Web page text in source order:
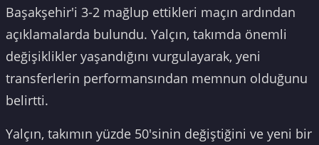
Başakşehir'i 3-2 mağlup ettikleri maçın ardından
açıklamalarda bulundu. Yalçın, takımda önemli
değişiklikler yaşandığını vurgulayarak, yeni
transferlerin performansından memnun olduğunu
belirtti.
Yalçın, takımın yüzde 50'sinin değiştiğini ve yeni bir